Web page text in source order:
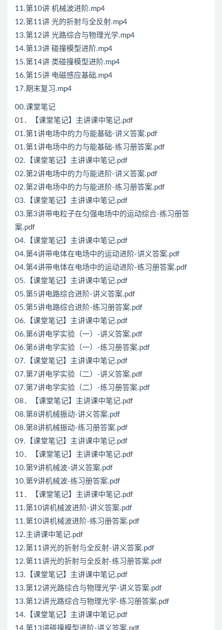
11.第10讲 机械波进阶.mp4
12.第11讲 光的折射与全反射.mp4
13.第12讲 光路综合与物理光学.mp4
14.第13讲 碰撞模型进阶.mp4
15.第14讲 类碰撞模型进阶.mp4
16.第15讲 电磁感应基础.mp4
17.期末复习.mp4
00.课堂笔记
01．【课堂笔记】主讲课中笔记.pdf
01.第1讲电场中的力与能基础-讲义答案.pdf
01.第1讲电场中的力与能基础-练习册答案.pdf
02.【课堂笔记】主讲课中笔记.pdf
02.第2讲电场中的力与能进阶-讲义答案.pdf
02.第2讲电场中的力与能进阶-练习册答案.pdf
03.【课堂笔记】主讲课中笔记.pdf
03.第3讲带电粒子在匀强电场中的运动综合-练习册答
案.pdf
04.【课堂笔记】主讲课中笔记.pdf
04.第4讲带电体在电场中的运动进阶-讲义答案.pdf
04.第4讲带电体在电场中的运动进阶-练习册答案.pdf
05.【课堂笔记】主讲课中笔记.pdf
05.第5讲电路综合进阶-讲义答案.pdf
05.第5讲电路综合进阶-练习册答案.pdf
06.【课堂笔记】主讲课中笔记.pdf
06.第6讲电学实验（一）-讲义答案.pdf
06.第6讲电学实验（一）-练习册答案.pdf
07.【课堂笔记】主讲课中笔记.pdf
07.第7讲电学实验（二）-讲义答案.pdf
07.第7讲电学实验（二）-练习册答案.pdf
08．【课堂笔记】主讲课中笔记.pdf
08.第8讲机械振动-讲义答案.pdf
08.第8讲机械振动-练习册答案.pdf
09.【课堂笔记】主讲课中笔记.pdf
10．【课堂笔记】主讲课中笔记.pdf
10.第9讲机械波-讲义答案.pdf
10.第9讲机械波-练习册答案.pdf
11．【课堂笔记】主讲课中笔记.pdf
11.第10讲机械波进阶-讲义答案.pdf
11.第10讲机械波进阶-练习册答案.pdf
12.主讲课中笔记.pdf
12.第11讲光的折射与全反射-讲义答案.pdf
12.第11讲光的折射与全反射-练习册答案.pdf
13.【课堂笔记】主讲课中笔记.pdf
13.第12讲光路综合与物理光学-讲义答案.pdf
13.第12讲光路综合与物理光学-练习册答案.pdf
14.【课堂笔记】主讲课中笔记.pdf
14.第13讲碰撞模型进阶-讲义答案.pdf